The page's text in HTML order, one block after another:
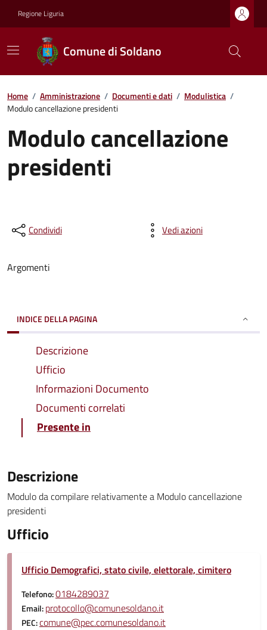
Regione Liguria
Comune di Soldano
Home / Amministrazione / Documenti e dati / Modulistica /
Modulo cancellazione presidenti
Modulo cancellazione
presidenti
Condividi Vedi azioni
Argomenti
INDICE DELLA PAGINA
Descrizione
Ufficio
Informazioni Documento
Documenti correlati
Presente in
Descrizione
Modulo da compilare relativamente a Modulo cancellazione
presidenti
Ufficio
Ufficio Demografici, stato civile, elettorale, cimitero
Telefono:0184289037
Email:protocollo@comunesoldano.it
PEC:comune@pec.comunesoldano.it